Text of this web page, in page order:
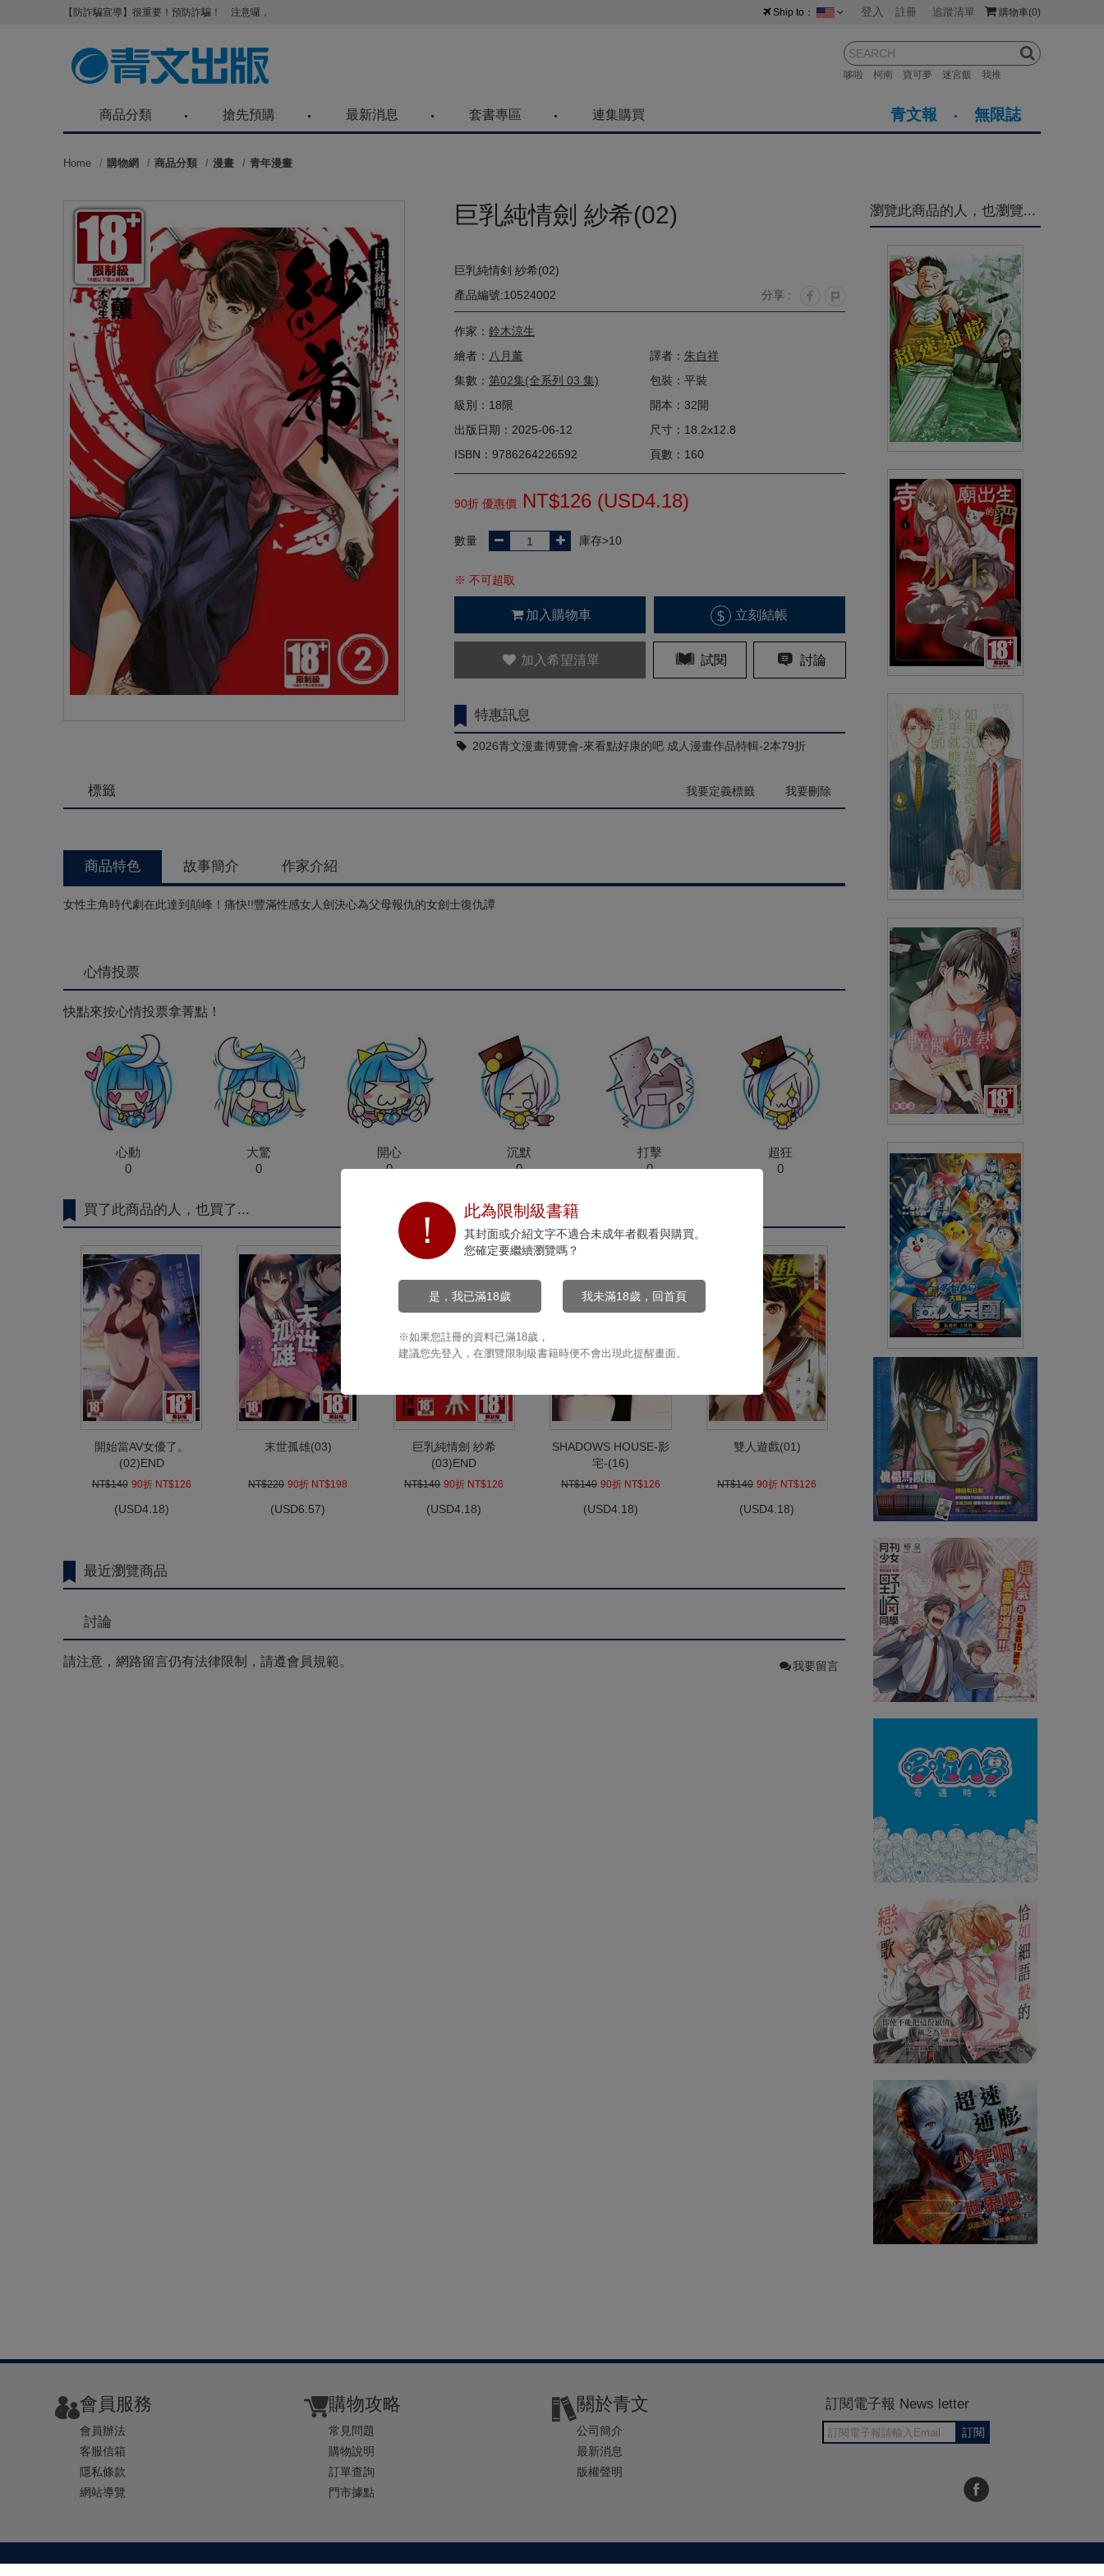
購物車(0)
登入 註冊 追蹤清單
哆啦 柯南 寶可夢 迷宮飯 我推
Ship to：
紐西蘭 馬來西亞
菲律賓
【防詐騙宣導】很重要！預防詐騙！ 注意囉，不要被騙了！請各位喜歡青文購物網的朋友們，提高警覺！
商品分類 搶先預購 最新消息 套書專區 連集購買 青文報 無限誌
Home 購物網 商品分類 漫畫 青年漫畫
巨乳純情劍 紗希(02)
巨乳純情剣 紗希(02)
產品編號:10524002
分享 :
作家： 鈴木涼生
繪者： 八月薰 譯者： 朱自祥
集數： 第02集(全系列 03 集)
包裝：平裝
級別：18限
開本：32開
出版日期：2025-06-12
尺寸：18.2x12.8
ISBN：9786264226592
頁數：160
90折 優惠價 NT$126 (USD4.18)
數量 庫存>10
※ 不可超取
加入購物車 $ 立刻結帳
加入希望清單 試閱 討論
特惠訊息
2026青文漫畫博覽會-來看點好康的吧 成人漫畫作品特輯-2本79折
標籤 我要定義標籤 我要刪除
商品特色 故事簡介 作家介紹
女性主角時代劇在此達到顛峰！痛快!!豐滿性感女人劍決心為父母報仇的女劍士復仇譚
心情投票
快點來按心情投票拿菁點！
心動
0
大驚
0
開心
0
沉默
0
打擊
0
超狂
0
買了此商品的人，也買了...
開始當AV女優了。
(02)END
NT$140 90折 NT$126
(USD4.18)
末世孤雄(03)
NT$220 90折 NT$198
(USD6.57)
巨乳純情劍 紗希
(03)END
NT$140 90折 NT$126
(USD4.18)
SHADOWS HOUSE-影
宅-(16)
NT$140 90折 NT$126
(USD4.18)
雙人遊戲(01)
NT$140 90折 NT$126
(USD4.18)
最近瀏覽商品
討論
請注意，網路留言仍有法律限制，請遵會員規範。 我要留言
瀏覽此商品的人，也瀏覽...
NT$140 90折 NT$126 (USD4.18)
NT$140 90折 NT$126 (USD4.18)
為魔法師(04)
NT$160 90折 NT$144 ( USD4.78)
NT$280 90折 NT$252 (USD8.37)
電影哆啦A夢 新 大雄與鐵人兵
團 振翅吧 天使們(全)
NT$250 90折 NT$225 (USD7.47)
此為限制級書籍
其封面或介紹文字不適合未成年者觀看與購買。
您確定要繼續瀏覽嗎？
是，我已滿18歲 我未滿18歲，回首頁
※如果您註冊的資料已滿18歲，
建議您先登入，在瀏覽限制級書籍時便不會出現此提醒畫面。
會員服務
會員辦法
客服信箱
隱私條款
網站導覽
購物攻略
常見問題
購物說明
訂單查詢
門市據點
關於青文
公司簡介
最新消息
版權聲明
訂閱電子報 News letter
訂閱